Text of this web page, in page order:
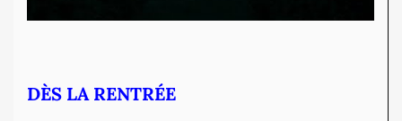
DÈS LA RENTRÉE